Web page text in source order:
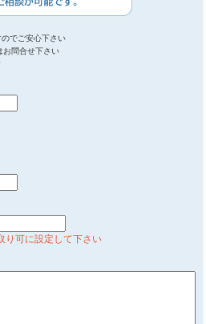
でご安心下さい
問合せ下さい
り可に設定して下さい